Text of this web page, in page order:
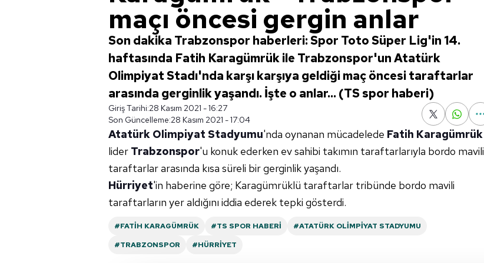
maçı öncesi gergin anlar
Son dakika Trabzonspor haberleri: Spor Toto Süper Lig'in 14.
haftasında Fatih Karagümrük ile Trabzonspor'un Atatürk
Olimpiyat Stadı'nda karşı karşıya geldiği maç öncesi taraftarlar
arasında gerginlik yaşandı. İşte o anlar... (TS spor haberi)
Giriş Tarihi:28 Kasım 2021 - 16:27
Son Güncelleme:28 Kasım 2021 - 17:04
Atatürk Olimpiyat Stadyumu'nda oynanan mücadelede Fatih Karagümrük
lider Trabzonspor'u konuk ederken ev sahibi takımın taraftarlarıyla bordo mavili
taraftarlar arasında kısa süreli bir gerginlik yaşandı.
Hürriyet'in haberine göre; Karagümrüklü taraftarlar tribünde bordo mavili
taraftarların yer aldığını iddia ederek tepki gösterdi.
#FATIH KARAGÜMRÜK #TS SPOR HABERI
#ATATÜRK OLIMPIYAT STADYUMU
#TRABZONSPOR
#HÜRRIYET